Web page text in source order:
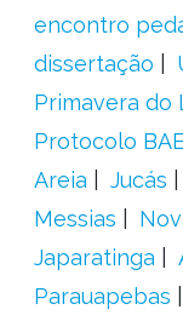
encontro
dissertação
Primavera do
Protocolo
Areia
Jucás
Messias
Japaratinga
Parauapebas